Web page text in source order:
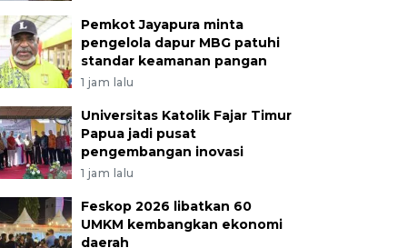
Pemkot Jayapura minta
pengelola dapur MBG patuhi
standar keamanan pangan
1 jam lalu
Universitas Katolik Fajar Timur
Papua jadi pusat
pengembangan inovasi
1 jam lalu
Feskop 2026 libatkan 60
UMKM kembangkan ekonomi
daerah